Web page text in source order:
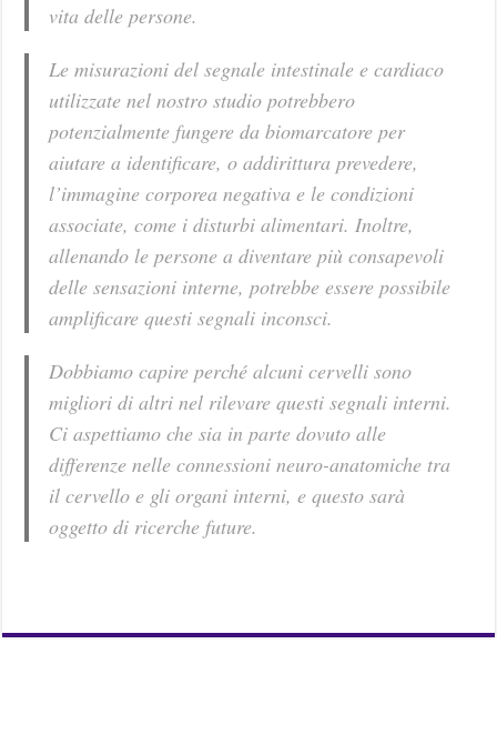
vita delle persone.
Le misurazioni del segnale intestinale e cardiaco
utilizzate nel nostro studio potrebbero
potenzialmente fungere da biomarcatore per
aiutare a identificare, o addirittura prevedere,
l’immagine corporea negativa e le condizioni
associate, come i disturbi alimentari. Inoltre,
allenando le persone a diventare più consapevoli
delle sensazioni interne, potrebbe essere possibile
amplificare questi segnali inconsci.
Dobbiamo capire perché alcuni cervelli sono
migliori di altri nel rilevare questi segnali interni.
Ci aspettiamo che sia in parte dovuto alle
differenze nelle connessioni neuro-anatomiche tra
il cervello e gli organi interni, e questo sarà
oggetto di ricerche future.